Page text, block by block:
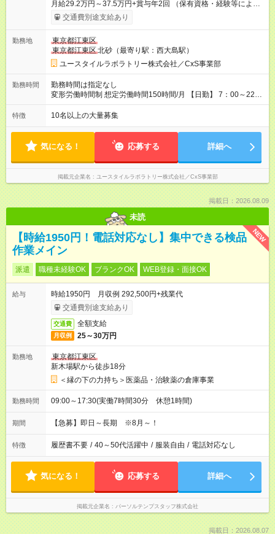
月給29.2万円～37.5万円+賞与年2回 （保有資格・経験等により
変動） 【無資格の方の入社後のモデル月収】 ［入社］ 無資
格・未経験／月収22.9万円 ［半年～1年］ 実務者研修取得／
30.2万円 ［入社3年目以降］ ジュニアコーディネー／月収
37.5万円以上 ※経験・能力等を考慮。 【試用期間】試用期間あ
り 試用期間の長さ：2ヶ月 雇用形態、給与は本採用時と同じで
す。
交通費別途支給あり
勤務地
東京都江東区
東京都江東区北砂（最寄り駅：西大島駅）
ユースタイルラボラトリー株式会社／CxS事業部
勤務時間
勤務時間は指定なし
変形労働時間制 想定労働時間150時間/月 【日勤】 7：00～22：
00の間で7.5時間勤務／休憩1時間 【夜勤】 17：00～翌10：00
の15時間勤務／休憩２時間 ※勤務時間は各施設のシフトによる
間程度）
特徴 10名以上の大量募集
気になる！ 応募する 詳細へ
掲載元企業名 ユースタイルラボラトリー株式会社／CxS事業部
掲載日：2026.08.09
未読
NEW
【時給1950円！電話対応なし】集中できる検品
作業メイン
派遣 職種未経験OK ブランクOK WEB登録・面接OK
給与
時給1950円 月収例 292,500円+残業代
交通費別途支給あり
交通費 全額支給
月収例 25～30万円
勤務地
東京都江東区
新木場駅から徒歩18分
＜縁の下の力持ち＞医薬品・治験薬の倉庫事業
勤務時間 09:00～17:30(実働7時間30分 休憩1時間)
期間 【急募】即日～長期 ※8月～！
特徴 履歴書不要 / 40～50代活躍中 / 服装自由 / 電話対応なし
気になる！ 応募する 詳細へ
掲載元企業名 パーソルテンプスタッフ株式会社
掲載日：2026.08.07